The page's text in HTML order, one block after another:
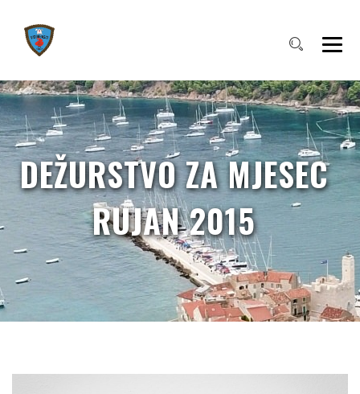
DEŽURSTVO ZA MJESEC
RUJAN 2015